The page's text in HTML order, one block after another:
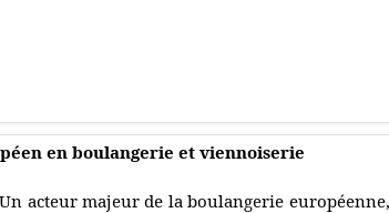
en boulangerie et viennoiserie
Un acteur majeur de la boulangerie